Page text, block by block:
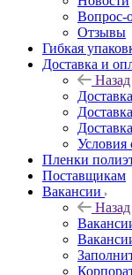
Вопрос-
Отзывы
Гибкая
Доставка и
Назад
Условия
Пленки
Поставщикам
Вакансии
Назад